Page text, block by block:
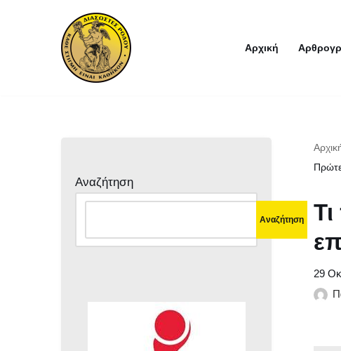
Μεταπηδήστε
περιεχόμενο
Αρχική
Αναζήτηση
Αναζήτηση
29